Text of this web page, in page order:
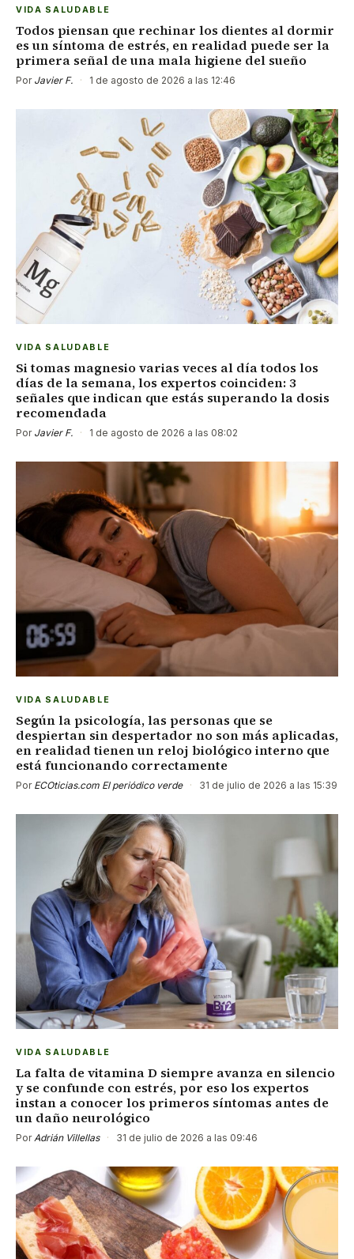
VIDA SALUDABLE
Todos piensan que rechinar los dientes al dormir
es un síntoma de estrés, en realidad puede ser la
primera señal de una mala higiene del sueño
Por Javier F. · 1 de agosto de 2026 a las 12:46
VIDA SALUDABLE
Si tomas magnesio varias veces al día todos los
días de la semana, los expertos coinciden: 3
señales que indican que estás superando la dosis
recomendada
Por Javier F. · 1 de agosto de 2026 a las 08:02
VIDA SALUDABLE
Según la psicología, las personas que se
despiertan sin despertador no son más aplicadas,
en realidad tienen un reloj biológico interno que
está funcionando correctamente
Por ECOticias.com El periódico verde · 31 de julio de 2026 a las 15:39
VIDA SALUDABLE
La falta de vitamina D siempre avanza en silencio
y se confunde con estrés, por eso los expertos
instan a conocer los primeros síntomas antes de
un daño neurológico
Por Adrián Villellas · 31 de julio de 2026 a las 09:46